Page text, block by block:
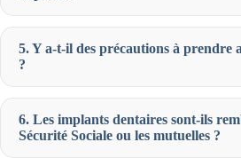
5. Y a-t-il des précautions à prendre
?
6. Les implants dentaires sont-ils
Sécurité Sociale ou les mutuelles ?